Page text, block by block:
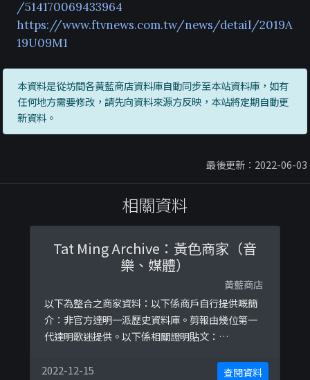
/514170069433964
https://www.ftvnews.com.tw/news/detail/2019A
19U09M1
本資料是從坊間各黃藍商店資料庫自動同步至本站資料庫，如有
任何地方需要修改，請先向資料來源方反映，本站將定期自動更
新資料。
最後更新：2022-06-03
相關資料
Tat Ming Archive：黃色商家（音
樂、媒體）
黃藍商店
以下為整合之商家資料：以下係商戶自行提供嘅簡
介：非官方達明一派歷史資料庫。剪報由幾位第一
代達明歌迷提供。以下係相關證明貼文：
osts/805135653219276
2022-12-15 查閱資料